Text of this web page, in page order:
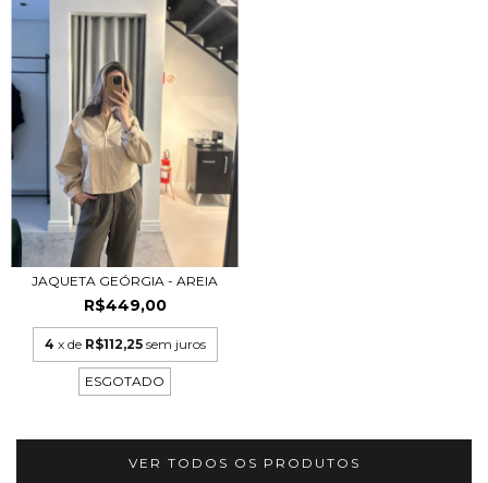
JAQUETA GEÓRGIA - AREIA
R$449,00
4 x de R$112,25 sem juros
ESGOTADO
VER TODOS OS PRODUTOS